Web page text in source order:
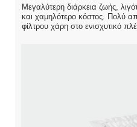
Μεγαλύτερη διάρκεια ζωής,
και χαμηλότερο κόστος. Πολύ
φίλτρου χάρη στο ενισχυτικό